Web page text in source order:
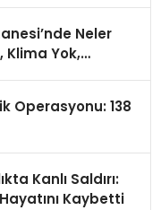
Neler
Klima Yok,
Operasyonu: 138
Kanlı Saldırı:
Kaybetti